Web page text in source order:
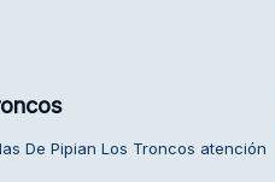
De Pipian Los Troncos atención